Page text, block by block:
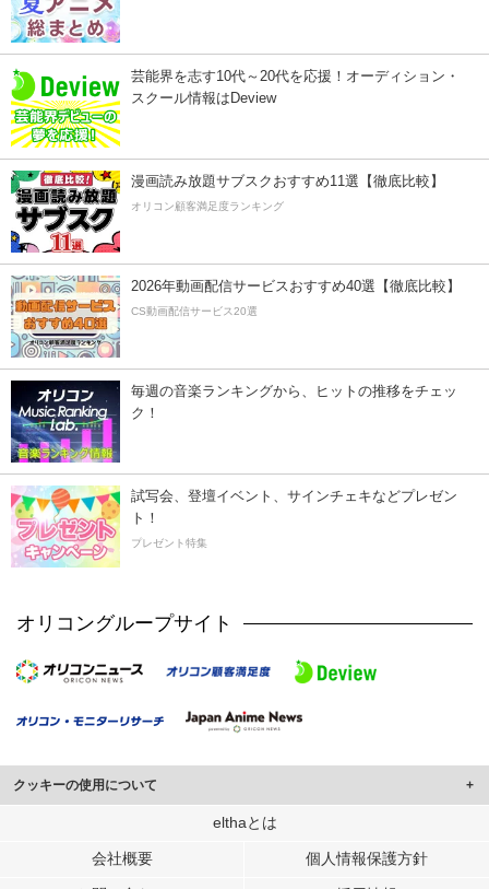
芸能界を志す10代～20代を応援！オーディション・
スクール情報はDeview
漫画読み放題サブスクおすすめ11選【徹底比較】
オリコン顧客満足度ランキング
2026年動画配信サービスおすすめ40選【徹底比較】
CS動画配信サービス20選
毎週の音楽ランキングから、ヒットの推移をチェッ
ク！
試写会、登壇イベント、サインチェキなどプレゼン
ト！
プレゼント特集
オリコングループサイト
クッキーの使用について
このサイトでは Cookie を使用して、ユーザーに合わせたコンテンツや広告の
行っています。
elthaとは
会社概要 個人情報保護方針